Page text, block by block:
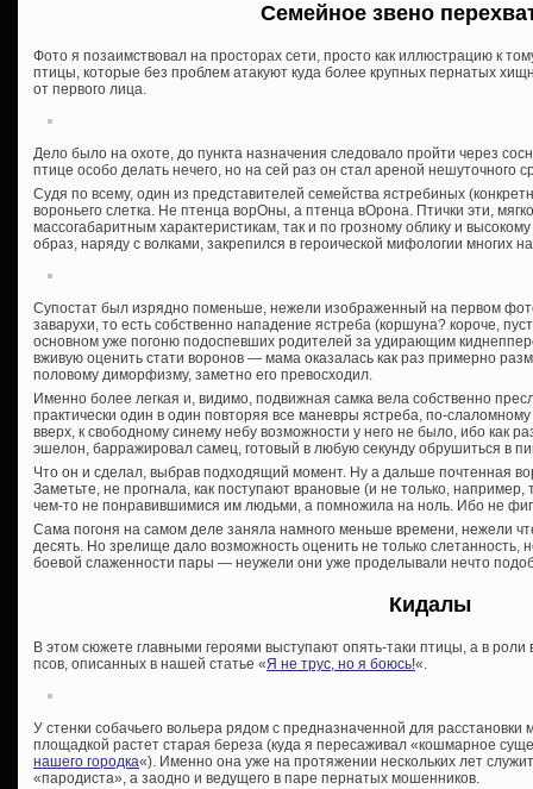
Семейное звено
Фото я позаимствовал на просторах сети, просто как иллюстрацию к
птицы, которые без проблем атакуют куда более крупных пернатых
от первого лица.
Дело было на охоте, до пункта назначения следовало пройти через
птице особо делать нечего, но на сей раз он стал ареной нешуточного
Судя по всему, один из представителей семейства ястребиных
вороньего слетка. Не птенца ворОны, а птенца вОрона. Птички эти,
массогабаритным характеристикам, так и по грозному облику и
образ, наряду с волками, закрепился в героической мифологии многих
Супостат был изрядно поменьше, нежели изображенный на первом
заварухи, то есть собственно нападение ястреба (коршуна? короче,
основном уже погоню подоспевших родителей за удирающим
вживую оценить стати воронов — мама оказалась как раз примерно
половому диморфизму, заметно его превосходил.
Именно более легкая и, видимо, подвижная самка вела собственно
практически один в один повторяя все маневры ястреба, по-
вверх, к свободному синему небу возможности у него не было, ибо как
эшелон, барражировал самец, готовый в любую секунду обрушиться в
Что он и сделал, выбрав подходящий момент. Ну а дальше почтенная
Заметьте, не прогнала, как поступают врановые (и не только,
чем-то не понравившимися им людьми, а помножила на ноль. Ибо не
Сама погоня на самом деле заняла намного меньше времени, нежели
десять. Но зрелище дало возможность оценить не только слетанность,
боевой слаженности пары — неужели они уже проделывали нечто
Кидалы
В этом сюжете главными героями выступают опять-таки птицы, а в
псов, описанных в нашей статье «Я не трус, но я боюсь!«.
У стенки собачьего вольера рядом с предназначенной для
площадкой растет старая береза (куда я пересаживал «кошмарное
нашего городка«). Именно она уже на протяжении нескольких лет
«пародиста», а заодно и ведущего в паре пернатых мошенников.